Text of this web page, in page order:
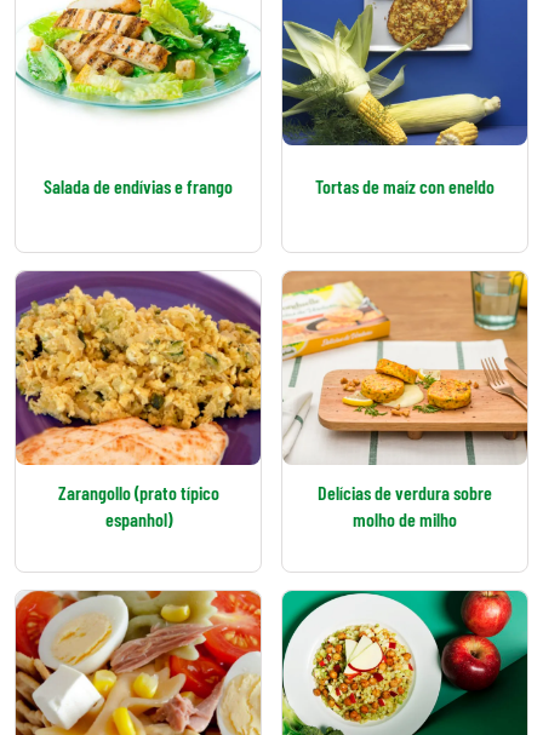
Salada de endívias e frango Tortas de maíz con eneldo
Zarangollo (prato típico
espanhol)
Delícias de verdura sobre
molho de milho